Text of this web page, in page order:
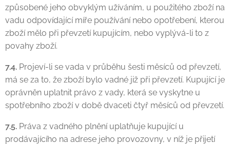
způsobené jeho obvyklým užíváním, u použitého zboží na
vadu odpovídající míře používání nebo opotřebení, kterou
zboží mělo při převzetí kupujícím, nebo vyplývá-li to z
povahy zboží.
7.4. Projeví-li se vada v průběhu šesti měsíců od převzetí,
má se za to, že zboží bylo vadné již při převzetí. Kupující je
oprávněn uplatnit právo z vady, která se vyskytne u
spotřebního zboží v době dvaceti čtyř měsíců od převzetí.
7.5. Práva z vadného plnění uplatňuje kupující u
prodávajícího na adrese jeho provozovny, v níž je přijetí